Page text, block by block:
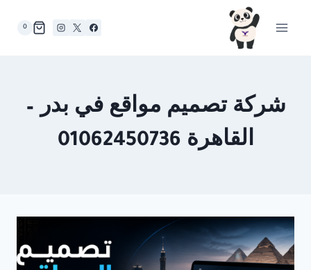
0
شركة تصميم مواقع في بدر –
القاهرة 01062450736